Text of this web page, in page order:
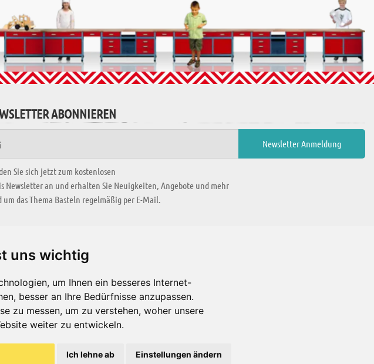
uns wichtig
um Ihnen ein besseres Internet-
besser an Ihre Bedürfnisse anzupassen.
zu messen, um zu verstehen, woher unsere
weiter zu entwickeln.
Ich lehne ab Einstellungen ändern
ABONNIEREN
Sie sich jetzt zum kostenlosen
Newsletter an und erhalten Sie Neuigkeiten, Angebote und mehr
um das Thema Basteln regelmäßig per E-Mail.
ZONE
Videos
Es gibt uns auch in